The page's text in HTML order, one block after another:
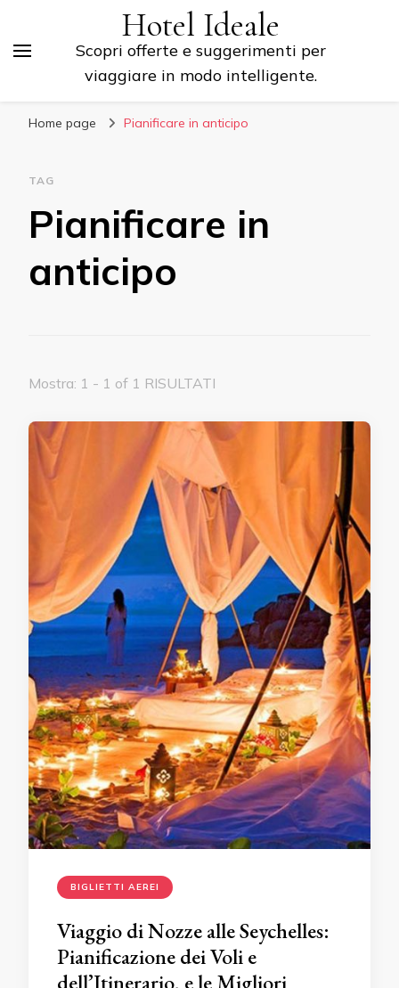
Hotel Ideale
Scopri offerte e suggerimenti per
viaggiare in modo intelligente.
Home page Pianificare in anticipo
TAG
Pianificare in
anticipo
Mostra: 1 - 1 of 1 RISULTATI
BIGLIETTI AEREI
Viaggio di Nozze alle Seychelles:
Pianificazione dei Voli e
dell’Itinerario, e le Migliori